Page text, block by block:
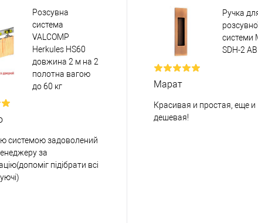
Розсувна
система
VALCOMP
Herkules HS60
довжина 2 м на 2
полотна вагою
до 60 кг
системою задоволений
за
підібрати всі
Ручка
системи
SDH-2
Марат
Красивая и простая, еще и
дешевая!